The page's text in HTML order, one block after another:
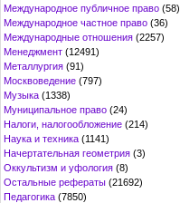
Международное публичное право (58)
Международное частное право (36)
Международные отношения (2257)
Менеджмент (12491)
Металлургия (91)
Москвоведение (797)
Музыка (1338)
Муниципальное право (24)
Налоги, налогообложение (214)
Наука и техника (1141)
Начертательная геометрия (3)
Оккультизм и уфология (8)
Остальные рефераты (21692)
Педагогика (7850)